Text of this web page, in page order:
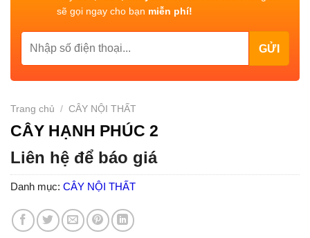
sẽ gọi ngay cho bạn miễn phí!
Trang chủ / CÂY NỘI THẤT
CÂY HẠNH PHÚC 2
Liên hệ để báo giá
Danh mục: CÂY NỘI THẤT